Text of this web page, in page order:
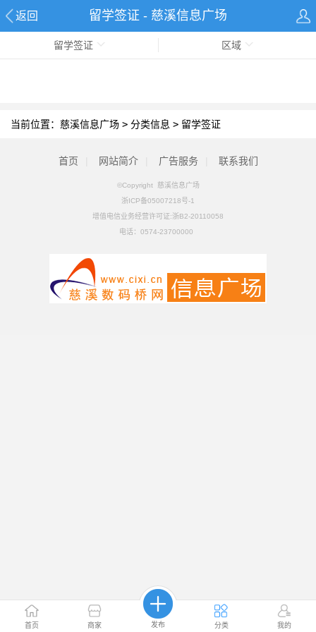
返回 留学签证 - 慈溪信息广场
首页 商家 发布 分类 我的
留学签证 区域
当前位置： 慈溪信息广场 > 分类信息 > 留学签证
首页 网站简介 广告服务 联系我们
©Copyright 慈溪信息广场
浙ICP备05007218号-1
增值电信业务经营许可证:浙B2-20110058
电话： 0574-23700000